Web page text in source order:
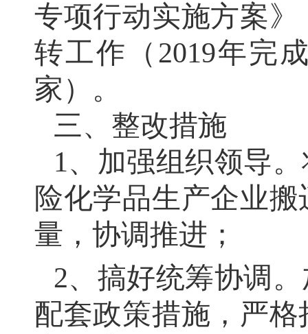
专项行动实施方案
转工作（2019年完
家）。
三、整改措施
1、加强组织领导。
险化学品生产企业
量，协调推进；
2、搞好统筹协调。
配套政策措施，严